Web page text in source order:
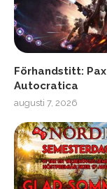
Förhandstitt: Pax
Autocratica
augusti 7, 2026